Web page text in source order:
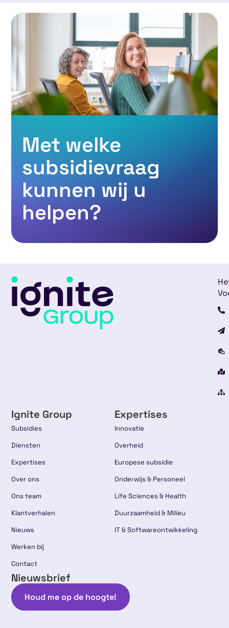
Met welke
subsidievraag
kunnen wij u
helpen?
Ignite Group
Subsidies
Diensten
Expertises
Over ons
Ons team
Klantverhalen
Nieuws
Werken bij
Contact
Expertises
Innovatie
Overheid
Europese subsidie
Onderwijs & Personeel
Life Sciences & Health
Duurzaamheid & Milieu
IT & Softwareontwikkeling
Nieuwsbrief
Houd me op de hoogte!